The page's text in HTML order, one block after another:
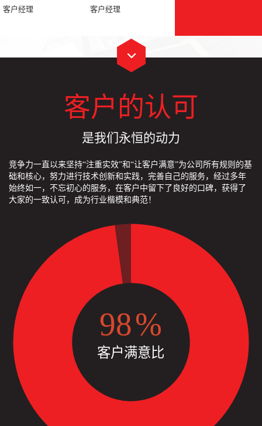
客户经理 客户经理
客户的认可
是我们永恒的动力
竞争力一直以来坚持“注重实效”和“让客户满意”为公司所有规则的基
础和核心，努力进行技术创新和实践，完善自己的服务，经过多年
始终如一，不忘初心的服务，在客户中留下了良好的口碑，获得了
大家的一致认可，成为行业楷模和典范！
98%
客户满意比